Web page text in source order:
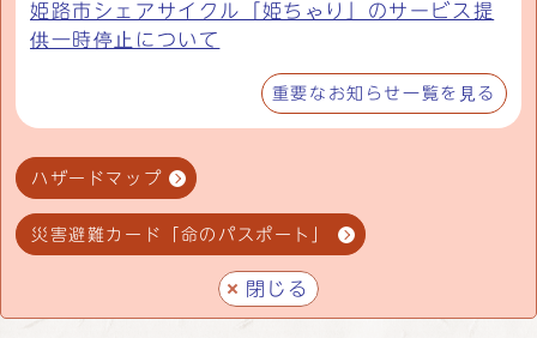
姫路市シェアサイクル「姫ちゃり」のサービス提
供一時停止について
重要なお知らせ一覧を見る
ハザードマップ
災害避難カード「命のパスポート」
閉じる